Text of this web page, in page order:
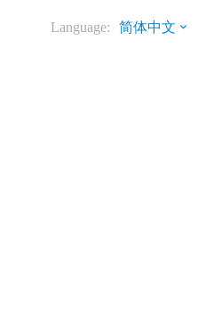
Language: 简体中文